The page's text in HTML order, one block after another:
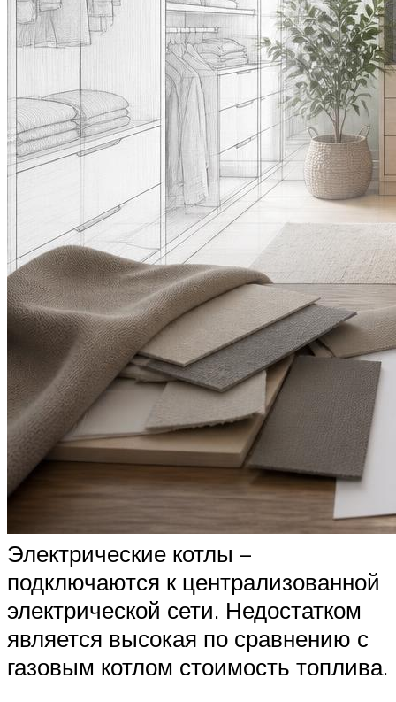
Электрические котлы –
подключаются к централизованной
электрической сети. Недостатком
является высокая по сравнению с
газовым котлом стоимость топлива.